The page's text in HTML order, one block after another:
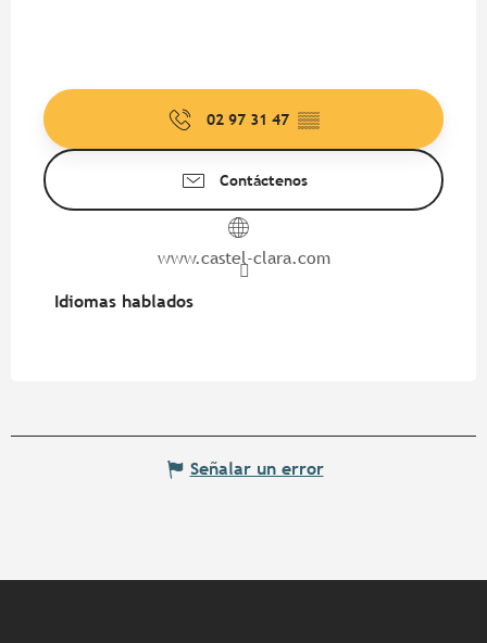
02 97 31 47 ▒▒
Contáctenos
www.castel-clara.com
Idiomas hablados
Idiomas hablados
Señalar un error